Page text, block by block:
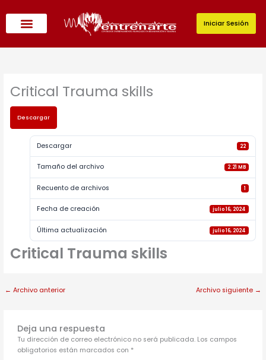
contenido
Iniciar Sesión
Critical Trauma skills
Descargar
Descargar 22
Tamaño del archivo 2.21 MB
Recuento de archivos 1
Fecha de creación julio 16, 2024
Última actualización julio 16, 2024
Critical Trauma skills
← Archivo anterior Archivo siguiente →
Deja una respuesta
Tu dirección de correo electrónico no será publicada. Los campos
obligatorios están marcados con *